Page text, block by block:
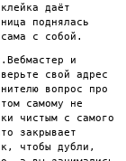
даёт
поднялась
с собой.
и
свой адрес
вопрос про
самому не
чистым с самого
закрывает
чтобы дубли,